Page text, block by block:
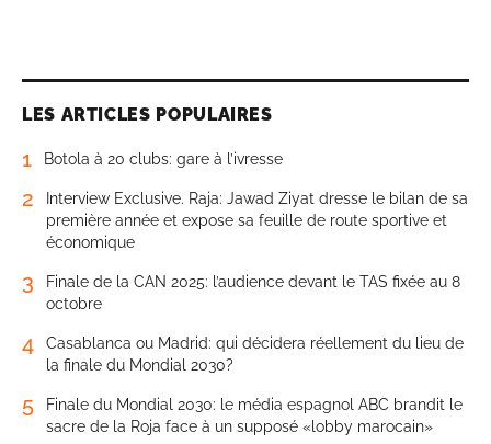
LES ARTICLES POPULAIRES
1 Botola à 20 clubs: gare à l’ivresse
2
Interview Exclusive. Raja: Jawad Ziyat dresse le bilan de sa
première année et expose sa feuille de route sportive et
économique
3
Finale de la CAN 2025: l’audience devant le TAS fixée au 8
octobre
4
Casablanca ou Madrid: qui décidera réellement du lieu de
la finale du Mondial 2030?
5
Finale du Mondial 2030: le média espagnol ABC brandit le
sacre de la Roja face à un supposé «lobby marocain»